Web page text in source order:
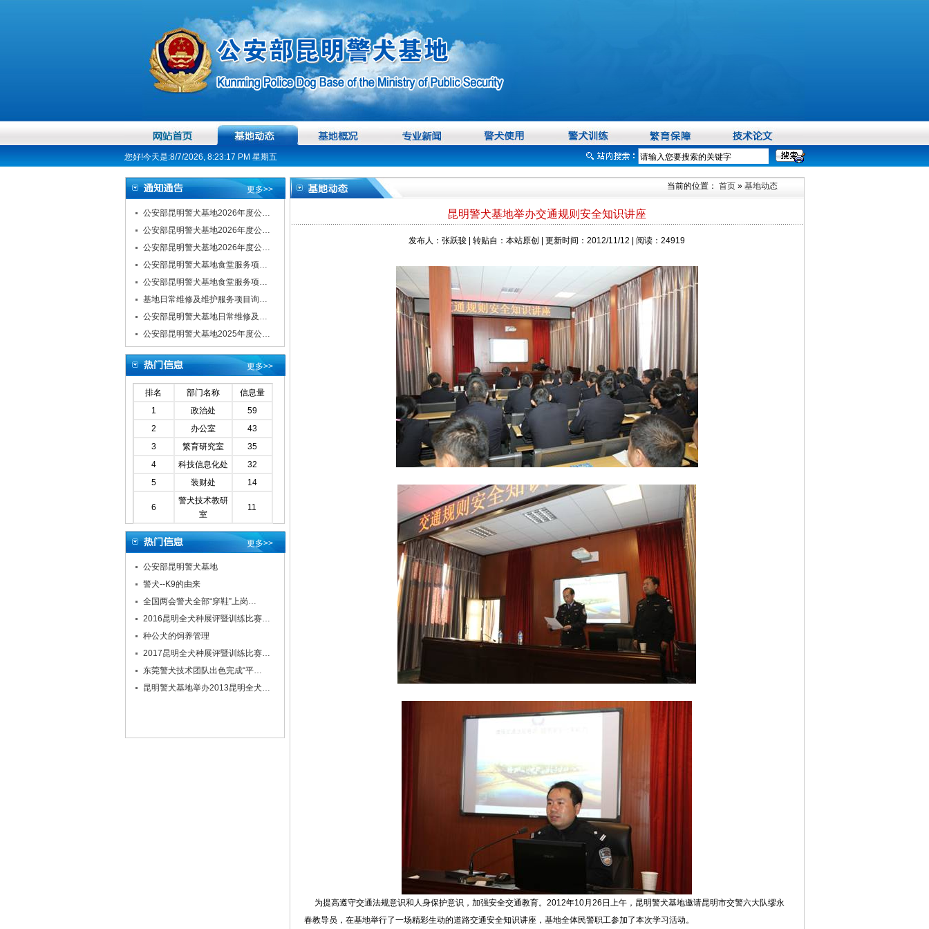
您好!今天是:8/7/2026, 8:23:18 PM 星期五
更多>>
公安部昆明警犬基地2026年度公…
公安部昆明警犬基地2026年度公…
公安部昆明警犬基地2026年度公…
公安部昆明警犬基地食堂服务项…
公安部昆明警犬基地食堂服务项…
基地日常维修及维护服务项目询…
公安部昆明警犬基地日常维修及…
公安部昆明警犬基地2025年度公…
更多>>
排名 部门名称
信息量
1
政治处
59
2
办公室
43
3
繁育研究室
35
4
科技信息化处
32
5
装财处 14
6
警犬技术教研
室
11
更多>>
公安部昆明警犬基地
警犬--K9的由来
全国两会警犬全部“穿鞋”上岗…
2016昆明全犬种展评暨训练比赛…
种公犬的饲养管理
2017昆明全犬种展评暨训练比赛…
东莞警犬技术团队出色完成“平…
昆明警犬基地举办2013昆明全犬…
当前的位置： 首页» 基地动态
昆明警犬基地举办交通规则安全知识讲座
发布人：张跃骏 | 转贴自：本站原创 | 更新时间：2012/11/12 | 阅读：24919
为提高遵守交通法规意识和人身保护意识，加强安全交通教育。2012年10月26日上午，昆明警犬基地邀请昆明市交警六大队缪永
春教导员，在基地举行了一场精彩生动的道路交通安全知识讲座，基地全体民警职工参加了本次学习活动。